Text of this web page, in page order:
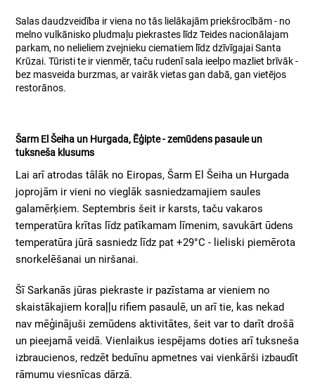
Salas daudzveidība ir viena no tās lielākajām priekšrocībām - no
melno vulkānisko pludmaļu piekrastes līdz Teides nacionālajam
parkam, no nelieliem zvejnieku ciematiem līdz dzīvīgajai Santa
Krūzai. Tūristi te ir vienmēr, taču rudenī sala ieelpo mazliet brīvāk -
bez masveida burzmas, ar vairāk vietas gan dabā, gan vietējos
restorānos.
Šarm El Šeiha un Hurgada, Ēģipte - zemūdens pasaule un
tuksneša klusums
Lai arī atrodas tālāk no Eiropas, Šarm El Šeiha un Hurgada
joprojām ir vieni no vieglāk sasniedzamajiem saules
galamērķiem. Septembris šeit ir karsts, taču vakaros
temperatūra krītas līdz patīkamam līmenim, savukārt ūdens
temperatūra jūrā sasniedz līdz pat +29°C - lieliski piemērota
snorkelēšanai un niršanai.
Šī Sarkanās jūras piekraste ir pazīstama ar vieniem no
skaistākajiem koraļļu rifiem pasaulē, un arī tie, kas nekad
nav mēģinājuši zemūdens aktivitātes, šeit var to darīt drošā
un pieejamā veidā. Vienlaikus iespējams doties arī tuksneša
izbraucienos, redzēt beduīnu apmetnes vai vienkārši izbaudīt
rāmumu viesnīcas dārzā.